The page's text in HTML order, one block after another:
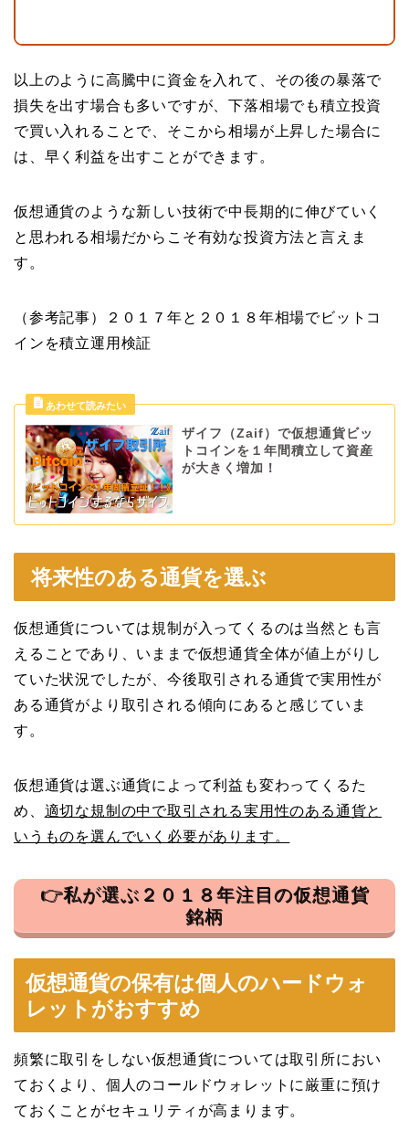
以上のように高騰中に資金を入れて、その後の暴落で
損失を出す場合も多いですが、下落相場でも積立投資
で買い入れることで、そこから相場が上昇した場合に
は、早く利益を出すことができます。
仮想通貨のような新しい技術で中長期的に伸びていく
と思われる相場だからこそ有効な投資方法と言えま
す。
（参考記事）２０１７年と２０１８年相場でビットコ
インを積立運用検証
ザイフ（Zaif）で仮想通貨ビッ
トコインを１年間積立して資産
が大きく増加！
将来性のある通貨を選ぶ
仮想通貨については規制が入ってくるのは当然とも言
えることであり、いままで仮想通貨全体が値上がりし
ていた状況でしたが、今後取引される通貨で実用性が
ある通貨がより取引される傾向にあると感じていま
す。
仮想通貨は選ぶ通貨によって利益も変わってくるた
め、 適切な規制の中で取引される実用性のある通貨と
いうものを選んでいく必要があります。
👉私が選ぶ２０１８年注目の仮想通貨
銘柄
仮想通貨の保有は個人のハードウォ
レットがおすすめ
頻繁に取引をしない仮想通貨については取引所におい
ておくより、個人のコールドウォレットに厳重に預け
ておくことがセキュリティが高まります。